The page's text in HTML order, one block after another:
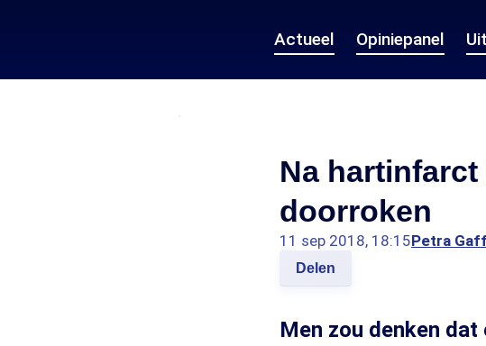
Actueel Opiniepanel
Na
doorroken
11 sep 2018, 18:15Petra
Delen
Men zou denken